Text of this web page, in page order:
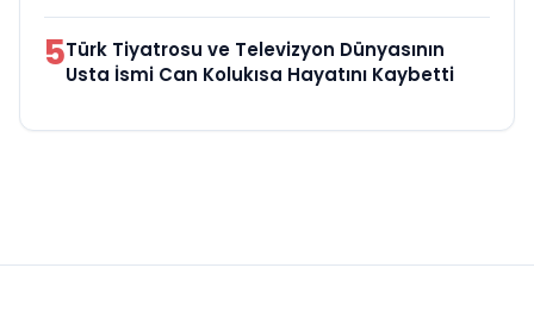
5Türk Tiyatrosu ve Televizyon Dünyasının
Usta İsmi Can Kolukısa Hayatını Kaybetti